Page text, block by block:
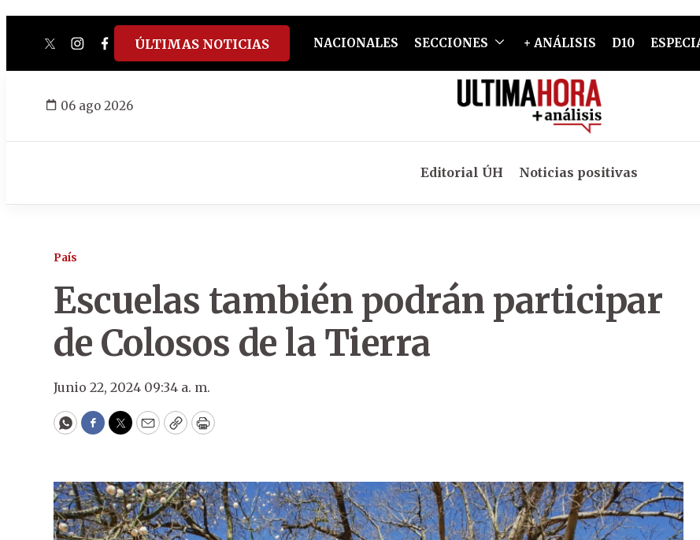
twitterinstagram
facebook
tiktokyoutube
spotify
ÚLTIMAS NOTICIAS NACIONALES SECCIONES + ANÁLISIS D10
06 ago 2026
Editorial ÚH Noticias positivas
País
Escuelas también podrán participar
de Colosos de la Tierra
Junio 22, 2024 09:34 a. m.
WhatsApp
Facebook
Twitter
EmailCopyPrint